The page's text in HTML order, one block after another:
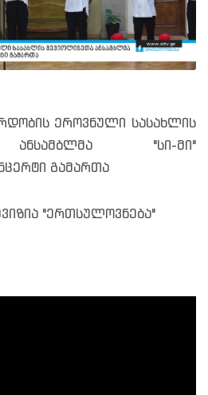
ეროვნული სასახლის
ანსამბლმა "სი-მი"
გამართა
"ერთსულოვნება"